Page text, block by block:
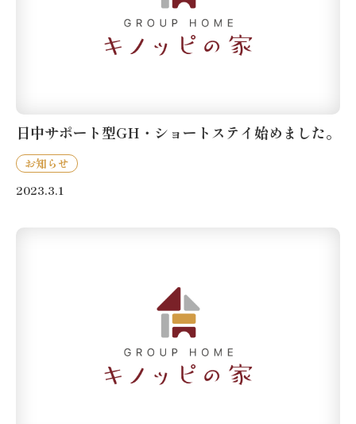
日中サポート型GH・ショートステイ始めました。
お知らせ
2023.3.1